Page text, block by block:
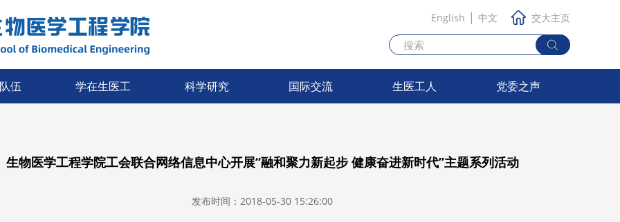
伍 学在生医工 科学研究 国际交流 生医工人 党委之声
English | 中文 交大主页
生物医学工程学院工会联合网络信息中心开展“融和聚力新起步 健康奋进新时代”主题系列活动
发布时间：2018-05-30 15:26:00